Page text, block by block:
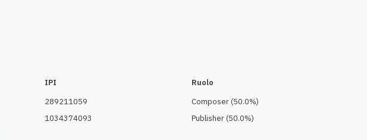
IPI
Ruolo
289211059 Composer(50.0%)
1034374093 Publisher(50.0%)